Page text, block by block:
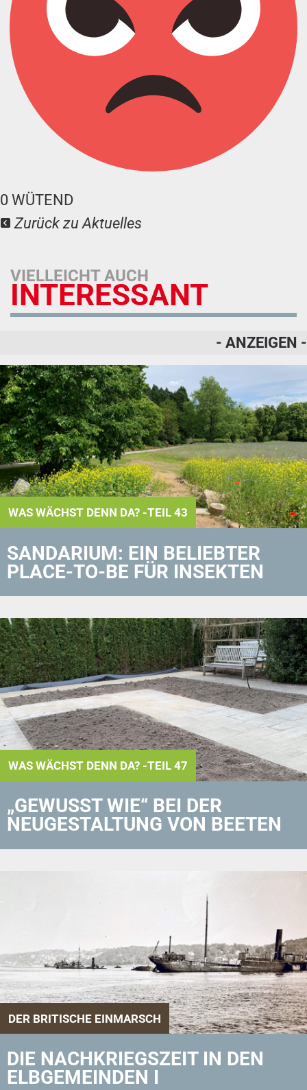
0 WÜTEND
Zurück zu Aktuelles
VIELLEICHT AUCH
INTERESSANT
- ANZEIGEN -
WAS WÄCHST DENN DA? -TEIL 43
SANDARIUM: EIN BELIEBTER
PLACE-TO-BE FÜR INSEKTEN
WAS WÄCHST DENN DA? -TEIL 47
„GEWUSST WIE“ BEI DER
NEUGESTALTUNG VON BEETEN
DER BRITISCHE EINMARSCH
DIE NACHKRIEGSZEIT IN DEN
ELBGEMEINDEN I